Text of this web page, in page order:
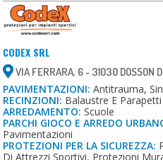
CODEX SRL
VIA FERRARA, 6 - 31030 DOSSON
PAVIMENTAZIONI: Antitrauma,
RECINZIONI: Balaustre E Parapetti
ARREDAMENTO: Scuole
PARCHI GIOCO E ARREDO
Pavimentazioni
PROTEZIONI PER LA SICUREZZA:
Di Attrezzi Sportivi, Protezioni